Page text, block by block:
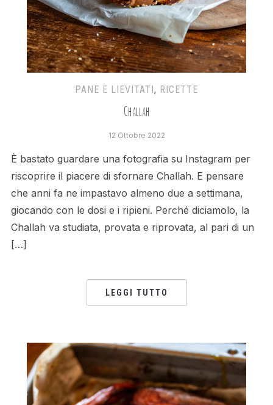
PANE E LIEVITATI, RICETTE
Challah
12 Ottobre 2022
È bastato guardare una fotografia su Instagram per
riscoprire il piacere di sfornare Challah. E pensare
che anni fa ne impastavo almeno due a settimana,
giocando con le dosi e i ripieni. Perché diciamolo, la
Challah va studiata, provata e riprovata, al pari di un
[…]
LEGGI TUTTO